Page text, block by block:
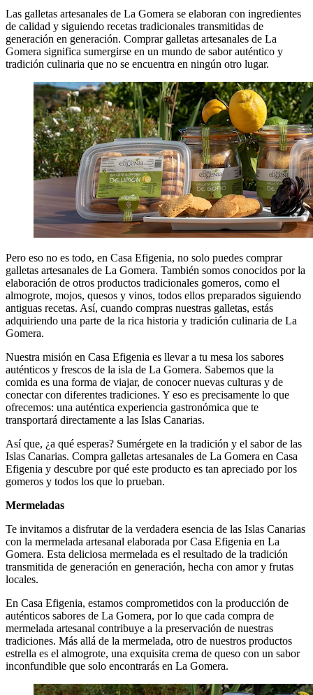
Las galletas artesanales de La Gomera se elaboran con ingredientes
de calidad y siguiendo recetas tradicionales transmitidas de
generación en generación. Comprar galletas artesanales de La
Gomera significa sumergirse en un mundo de sabor auténtico y
tradición culinaria que no se encuentra en ningún otro lugar.
Pero eso no es todo, en Casa Efigenia, no solo puedes comprar
galletas artesanales de La Gomera. También somos conocidos por la
elaboración de otros productos tradicionales gomeros, como el
almogrote, mojos, quesos y vinos, todos ellos preparados siguiendo
antiguas recetas. Así, cuando compras nuestras galletas, estás
adquiriendo una parte de la rica historia y tradición culinaria de La
Gomera.
Nuestra misión en Casa Efigenia es llevar a tu mesa los sabores
auténticos y frescos de la isla de La Gomera. Sabemos que la
comida es una forma de viajar, de conocer nuevas culturas y de
conectar con diferentes tradiciones. Y eso es precisamente lo que
ofrecemos: una auténtica experiencia gastronómica que te
transportará directamente a las Islas Canarias.
Así que, ¿a qué esperas? Sumérgete en la tradición y el sabor de las
Islas Canarias. Compra galletas artesanales de La Gomera en Casa
Efigenia y descubre por qué este producto es tan apreciado por los
gomeros y todos los que lo prueban.
Mermeladas
Te invitamos a disfrutar de la verdadera esencia de las Islas Canarias
con la mermelada artesanal elaborada por Casa Efigenia en La
Gomera. Esta deliciosa mermelada es el resultado de la tradición
transmitida de generación en generación, hecha con amor y frutas
locales.
En Casa Efigenia, estamos comprometidos con la producción de
auténticos sabores de La Gomera, por lo que cada compra de
mermelada artesanal contribuye a la preservación de nuestras
tradiciones. Más allá de la mermelada, otro de nuestros productos
estrella es el almogrote, una exquisita crema de queso con un sabor
inconfundible que solo encontrarás en La Gomera.